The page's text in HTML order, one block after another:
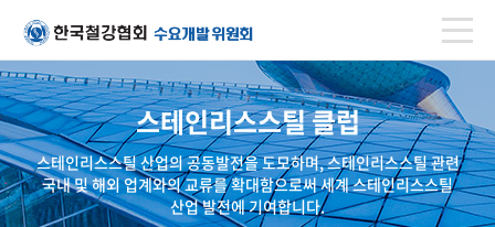
스테인리스스틸 클럽
스테인리스스틸 산업의 공동발전을 도모하며, 스테인리스스틸 관련
국내 및 해외 업계와의 교류를 확대함으로써 세계 스테인리스스틸
산업 발전에 기여합니다.